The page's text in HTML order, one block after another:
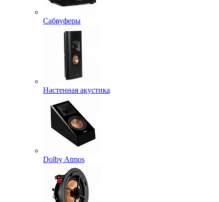
Сабвуферы
Настенная акустика
Dolby Atmos